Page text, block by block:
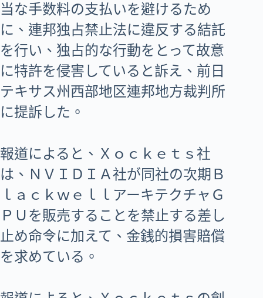
当な手数料の支払いを避けるため
に、連邦独占禁止法に違反する結託
を行い、独占的な行動をとって故意
に特許を侵害していると訴え、前日
テキサス州西部地区連邦地方裁判所
に提訴した。
報道によると、Ｘｏｃｋｅｔｓ社
は、ＮＶＩＤＩＡ社が同社の次期Ｂ
ｌａｃｋｗｅｌｌアーキテクチャＧ
ＰＵを販売することを禁止する差し
止め命令に加えて、金銭的損害賠償
を求めている。